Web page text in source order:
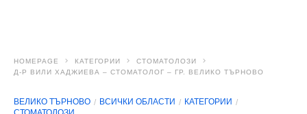
HOMEPAGE КАТЕГОРИИ
СТОМАТОЛОЗИ
Д-Р ВИЛИ ХАДЖИЕВА – СТОМАТОЛОГ – ГР. ВЕЛИКО ТЪРНОВО
ВЕЛИКО ТЪРНОВО ВСИЧКИ ОБЛАСТИ
КАТЕГОРИИ